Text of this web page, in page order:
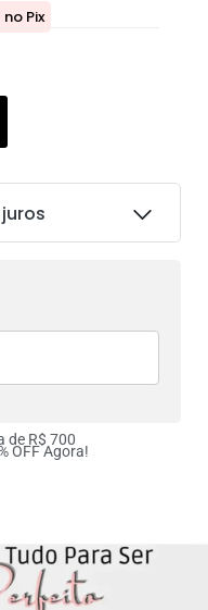
no Pix
R$101.00
de R$ 700
OFF Agora!